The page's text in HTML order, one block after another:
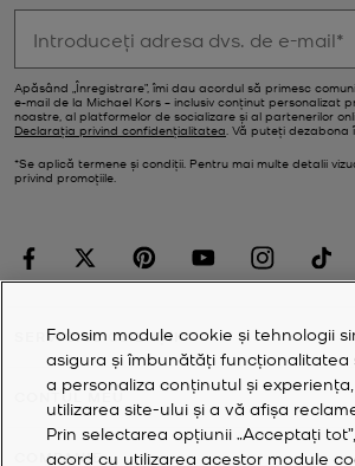
Apăsând „Înregistrare”, îmi dau acordul să primesc
e‑mail de la Michael Kors – inclusiv conținut personalizat
noastre, al platformelor de socializare și al partenerilor
Declarația privind confidențialitatea. Vă puteți dezabona
*Se aplică termene și condiții. Pentru mai multe detalii
privind promoțiile.
SERVICIUL CLIENȚII
CONTUL MEU
COMPANIE
Folosim module cookie și tehnologii
asigura și îmbunătăți funcționalitatea
a personaliza conținutul și
utilizarea site-ului și a vă afișa
Prin selectarea opțiunii „Acceptați
acord cu utilizarea acestor module